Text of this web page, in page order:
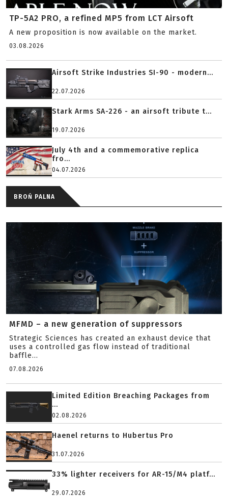
TP-5A2 PRO, a refined MP5 from LCT Airsoft
A new proposition is now available on the market.
03.08.2026
Airsoft Strike Industries SI-90 - modern...
22.07.2026
Stark Arms SA-226 - an airsoft tribute t...
19.07.2026
July 4th and a commemorative replica
fro...
04.07.2026
BROŃ PALNA
MFMD – a new generation of suppressors
Strategic Sciences has created an exhaust device that
uses a controlled gas flow instead of traditional
baffle...
07.08.2026
Limited Edition Breaching Packages from
...
02.08.2026
Haenel returns to Hubertus Pro
31.07.2026
33% lighter receivers for AR-15/M4 platf...
29.07.2026